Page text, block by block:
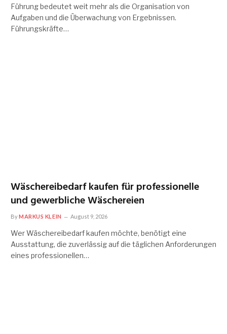
Führung bedeutet weit mehr als die Organisation von
Aufgaben und die Überwachung von Ergebnissen.
Führungskräfte…
Wäschereibedarf kaufen für professionelle
und gewerbliche Wäschereien
ByMARKUS KLEIN August 9, 2026
Wer Wäschereibedarf kaufen möchte, benötigt eine
Ausstattung, die zuverlässig auf die täglichen Anforderungen
eines professionellen…